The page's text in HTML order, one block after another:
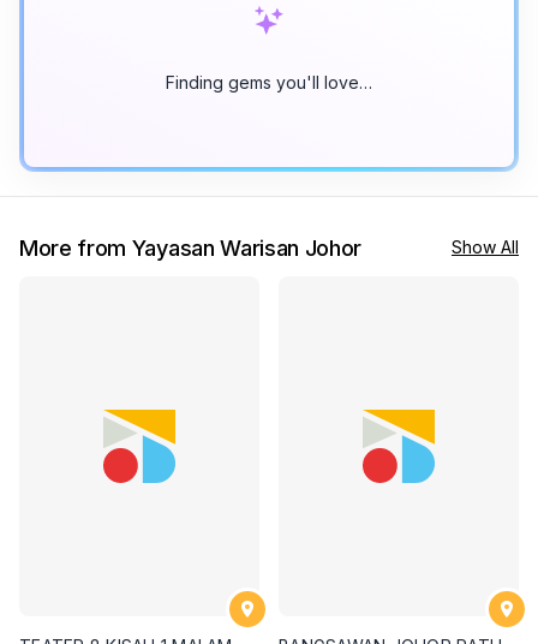
Finding gems you'll love…
More from Yayasan Warisan Johor Show All